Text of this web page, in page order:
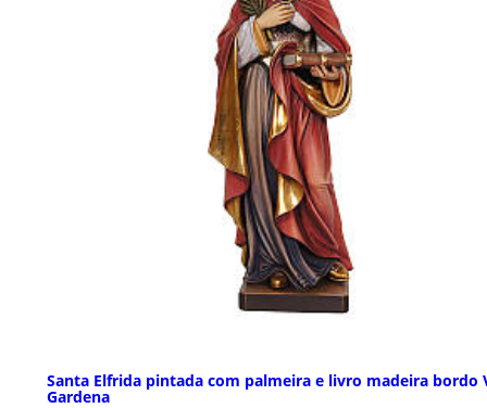
Santa Elfrida pintada com palmeira e livro madeira bordo
Gardena